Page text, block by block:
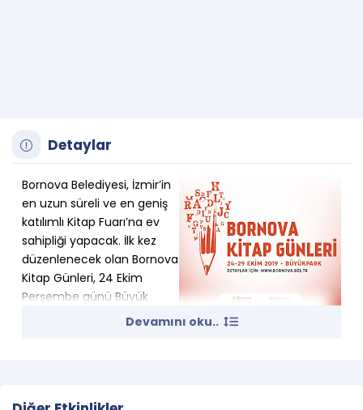
Detaylar
Bornova Belediyesi, İzmir’in
en uzun süreli ve en geniş
katılımlı Kitap Fuarı’na ev
sahipliği yapacak. İlk kez
düzenlenecek olan Bornova
Kitap Günleri, 24 Ekim
Perşembe günü Büyük
Park’ta açılacak. 40 yayın evinin katılacağı organizasyon,
Devamını oku..